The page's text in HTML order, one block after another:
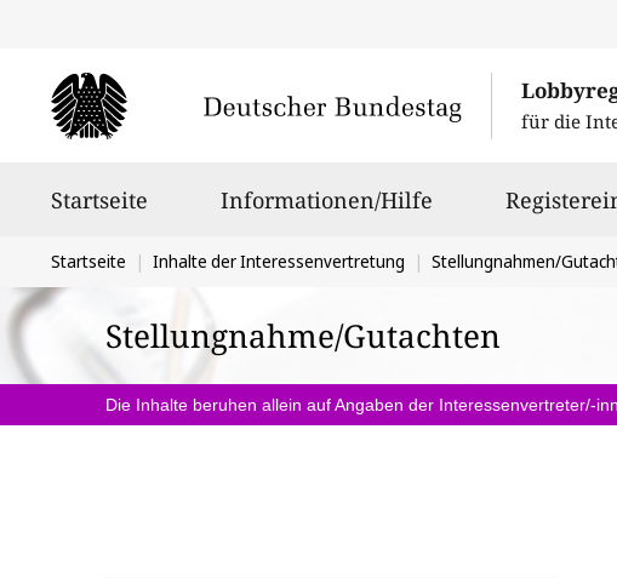
für die
Startseite Informationen/Hilfe
Sie
befinden
sich
hier:
Startseite Inhalte der Interessenvertretung Stellungnahmen/
Stellungnahme/Gutachten
Die Inhalte beruhen allein auf Angaben der Interessenvertreter/-